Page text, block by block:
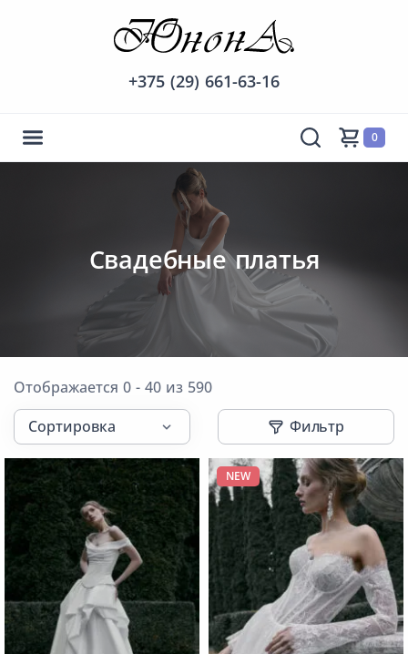
+375 (29) 661-63-16
0
Cвадебные платья
Отображается 0 - 40 из 590
Фильтр
NEW